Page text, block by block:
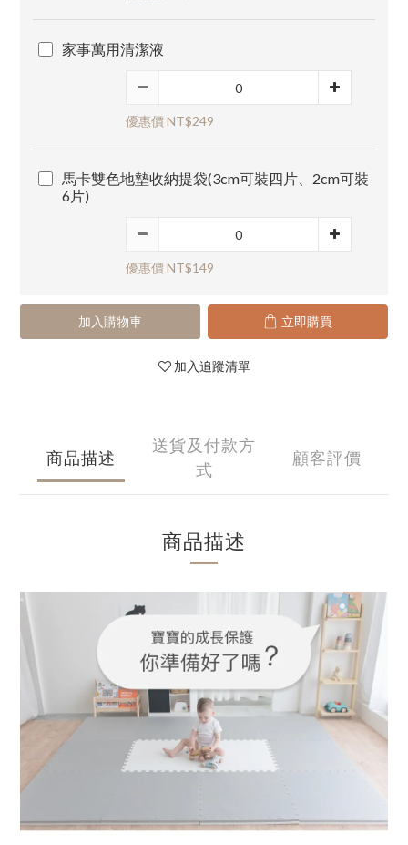
家事萬用清潔液
優惠價 NT$249
馬卡雙色地墊收納提袋(3cm可裝四片、2cm可裝
6片)
優惠價 NT$149
加入購物車 立即購買
加入追蹤清單
商品描述
送貨及付款方
式
顧客評價
商品描述